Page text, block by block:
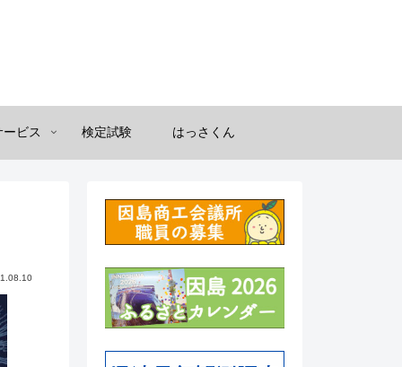
ビス 検定試験 はっさくん